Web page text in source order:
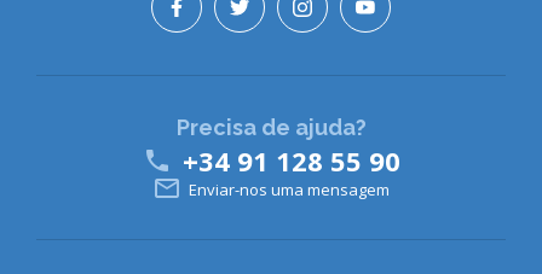
Precisa de ajuda?
 +34 91 128 55 90
 Enviar-nos uma mensagem